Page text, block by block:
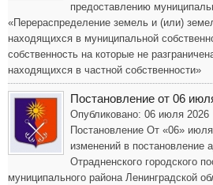
предоставлению
«Перераспределение земель и (или)
находящихся в муниципальной
собственность на которые не
находящихся в частной собственности»
Постановление от 06
Опубликовано: 06 июля 2026
Постановление От «06»
изменений в постановление
Отрадненского городского
муниципального района Ленинградской